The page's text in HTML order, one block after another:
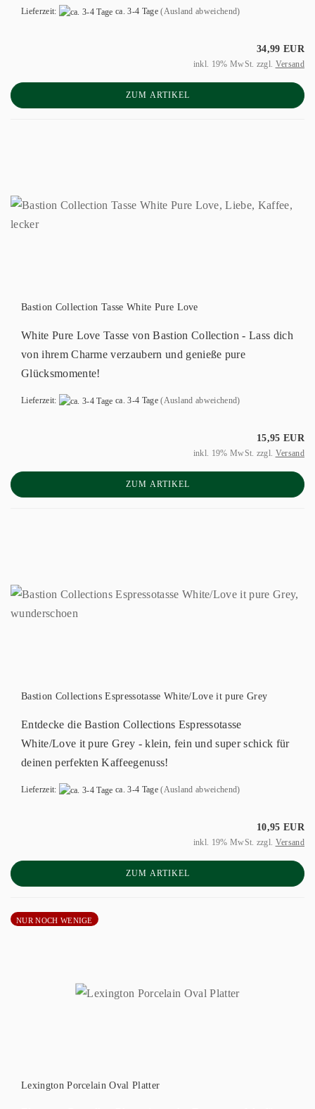
Lieferzeit: ca. 3-4 Tage (Ausland abweichend)
34,99 EUR
inkl. 19% MwSt. zzgl. Versand
ZUM ARTIKEL
Bastion Collection Tasse White Pure Love
White Pure Love Tasse von Bastion Collection - Lass dich
von ihrem Charme verzaubern und genieße pure
Glücksmomente!
Lieferzeit: ca. 3-4 Tage (Ausland abweichend)
15,95 EUR
inkl. 19% MwSt. zzgl. Versand
ZUM ARTIKEL
Bastion Collections Espressotasse White/Love it pure Grey
Entdecke die Bastion Collections Espressotasse
White/Love it pure Grey - klein, fein und super schick für
deinen perfekten Kaffeegenuss!
Lieferzeit: ca. 3-4 Tage (Ausland abweichend)
10,95 EUR
inkl. 19% MwSt. zzgl. Versand
ZUM ARTIKEL
NUR NOCH WENIGE
Lexington Porcelain Oval Platter